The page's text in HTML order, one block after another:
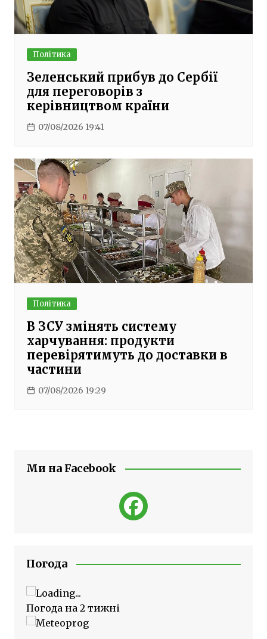
Політика
Зеленський прибув до Сербії
для переговорів з
керівництвом країни
07/08/2026 19:41
Політика
В ЗСУ змінять систему
харчування: продукти
перевірятимуть до доставки в
частини
07/08/2026 19:29
Ми на Facebook
Погода
Погода на 2 тижні